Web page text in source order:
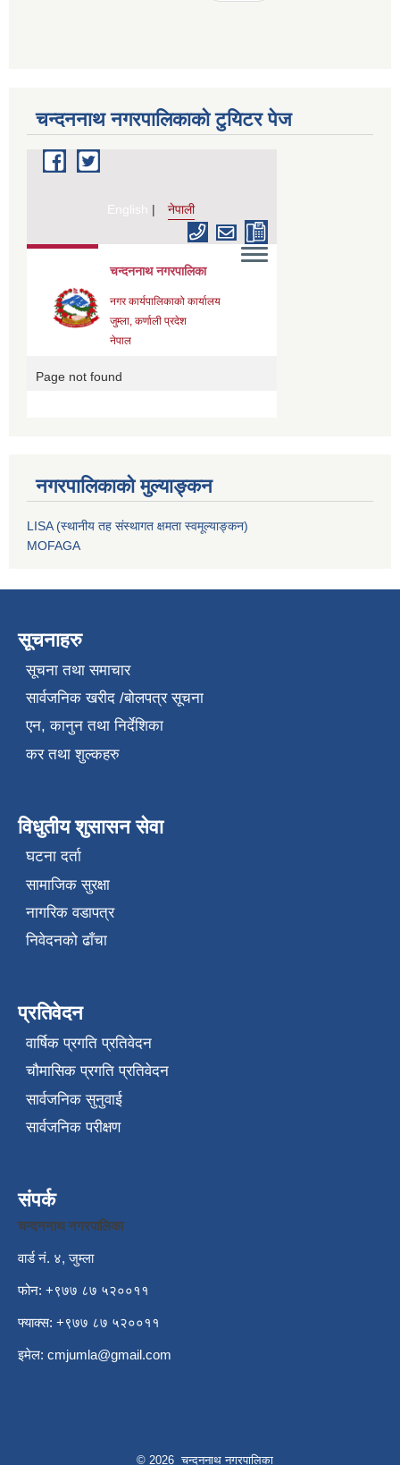
चन्दननाथ नगरपालिकाको टुयिटर पेज
नगरपालिकाको मुल्याङ्कन
LISA (स्थानीय तह संस्थागत क्षमता स्वमूल्याङ्कन)
MOFAGA
सूचनाहरु
सूचना तथा समाचार
सार्वजनिक खरीद /बोलपत्र सूचना
एन, कानुन तथा निर्देशिका
कर तथा शुल्कहरु
विधुतीय शुसासन सेवा
घटना दर्ता
सामाजिक सुरक्षा
नागरिक वडापत्र
निवेदनको ढाँचा
प्रतिवेदन
वार्षिक प्रगति प्रतिवेदन
चौमासिक प्रगति प्रतिवेदन
सार्वजनिक सुनुवाई
सार्वजनिक परीक्षण
संपर्क
चन्दननाथ नगरपालिका
वार्ड नं. ४, जुम्ला
फोन: +९७७ ८७ ५२००११
फ्याक्स: +९७७ ८७ ५२००११
इमेल: cmjumla@gmail.com
© 2026 चन्दननाथ नगरपालिका